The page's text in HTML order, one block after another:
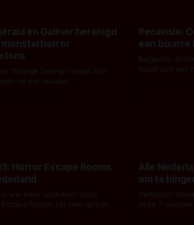
en Gallner herenigd
monsterhorror
'Strange Darling' mogen zich
op een nieuwe
Recensie:
een
Belgische
houdt zich niet
Horror Escape Rooms
je wel eens opsluiten? Deze
Escape Rooms zijn zeer geschikt
Alle
om te
Herfstdip?
deze 7